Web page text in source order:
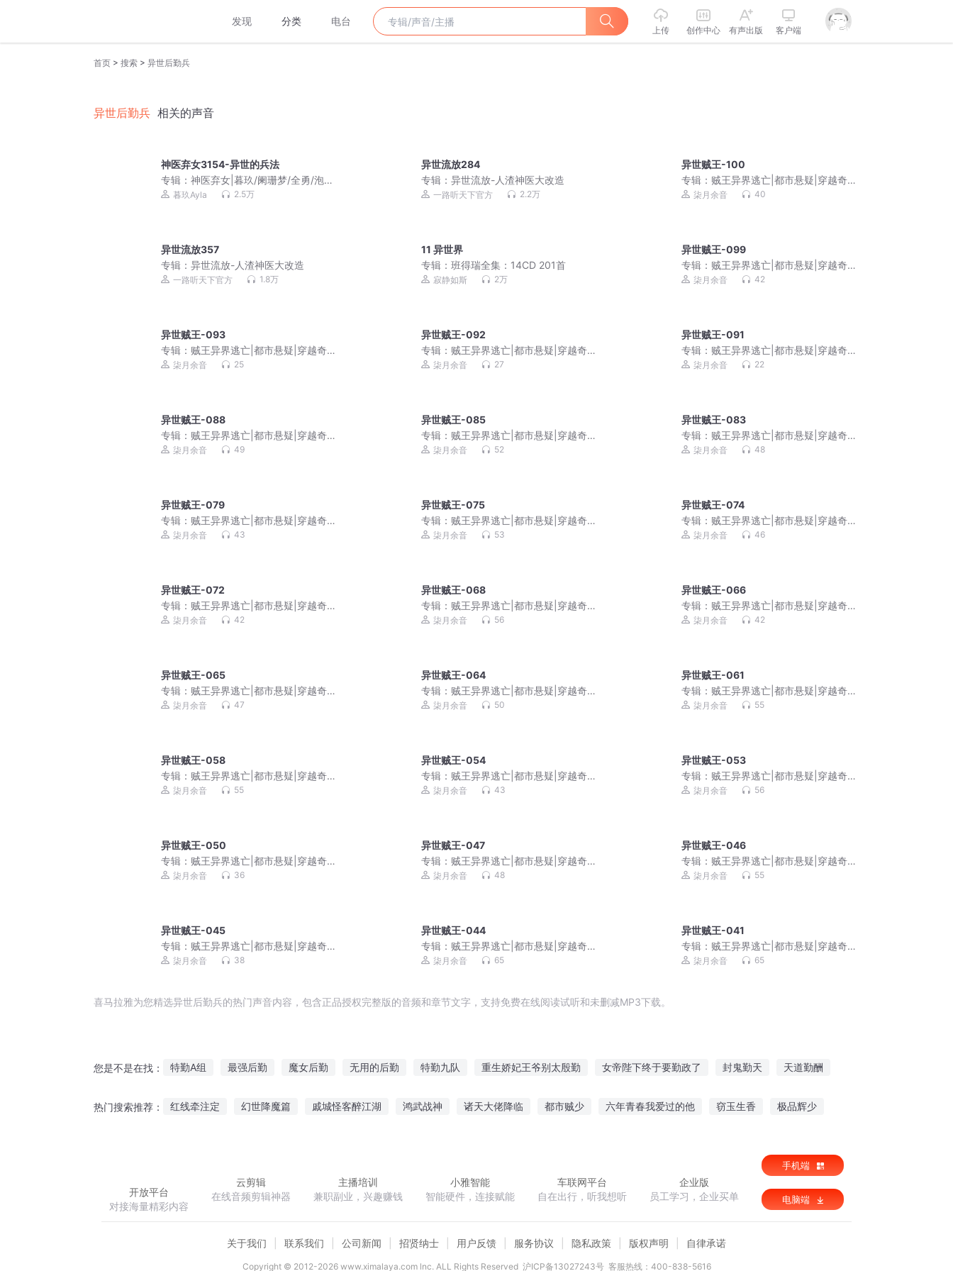
发现 分类 电台
上传 创作中心 有声出版 客户端
首页 > 搜索 > 异世后勤兵
异世后勤兵 相关的声音
神医弃女3154-异世的兵法
专辑： 神医弃女|暮玖/阑珊梦/全勇/泡芙
先生（废柴重生多人有声剧）
暮玖Ayla 2.5万
异世流放284
专辑：异世流放-人渣神医大改造
一路听天下官方 2.2万
异世贼王-100
专辑： 贼王异界逃亡|都市悬疑|穿越奇
幻|爆笑|免费多播
柒月余音 40
异世流放357
专辑： 异世流放-人渣神医大改造
一路听天下官方 1.8万
11 异世界
专辑：班得瑞全集：14CD 201首
寂静如斯 2万
异世贼王-099
专辑： 贼王异界逃亡|都市悬疑|穿越奇
幻|爆笑|免费多播
柒月余音 42
异世贼王-093
专辑： 贼王异界逃亡|都市悬疑|穿越奇
幻|爆笑|免费多播
柒月余音 25
异世贼王-092
专辑： 贼王异界逃亡|都市悬疑|穿越奇
幻|爆笑|免费多播
柒月余音 27
异世贼王-091
专辑： 贼王异界逃亡|都市悬疑|穿越奇
幻|爆笑|免费多播
柒月余音 22
异世贼王-088
专辑： 贼王异界逃亡|都市悬疑|穿越奇
幻|爆笑|免费多播
柒月余音 49
异世贼王-085
专辑： 贼王异界逃亡|都市悬疑|穿越奇
幻|爆笑|免费多播
柒月余音 52
异世贼王-083
专辑： 贼王异界逃亡|都市悬疑|穿越奇
幻|爆笑|免费多播
柒月余音 48
异世贼王-079
专辑： 贼王异界逃亡|都市悬疑|穿越奇
幻|爆笑|免费多播
柒月余音 43
异世贼王-075
专辑： 贼王异界逃亡|都市悬疑|穿越奇
幻|爆笑|免费多播
柒月余音 53
异世贼王-074
专辑： 贼王异界逃亡|都市悬疑|穿越奇
幻|爆笑|免费多播
柒月余音 46
异世贼王-072
专辑： 贼王异界逃亡|都市悬疑|穿越奇
幻|爆笑|免费多播
柒月余音 42
异世贼王-068
专辑： 贼王异界逃亡|都市悬疑|穿越奇
幻|爆笑|免费多播
柒月余音 56
异世贼王-066
专辑： 贼王异界逃亡|都市悬疑|穿越奇
幻|爆笑|免费多播
柒月余音 42
异世贼王-065
专辑： 贼王异界逃亡|都市悬疑|穿越奇
幻|爆笑|免费多播
柒月余音 47
异世贼王-064
专辑： 贼王异界逃亡|都市悬疑|穿越奇
幻|爆笑|免费多播
柒月余音 50
异世贼王-061
专辑： 贼王异界逃亡|都市悬疑|穿越奇
幻|爆笑|免费多播
柒月余音 55
异世贼王-058
专辑： 贼王异界逃亡|都市悬疑|穿越奇
幻|爆笑|免费多播
柒月余音 55
异世贼王-054
专辑： 贼王异界逃亡|都市悬疑|穿越奇
幻|爆笑|免费多播
柒月余音 43
异世贼王-053
专辑： 贼王异界逃亡|都市悬疑|穿越奇
幻|爆笑|免费多播
柒月余音 56
异世贼王-050
专辑： 贼王异界逃亡|都市悬疑|穿越奇
幻|爆笑|免费多播
柒月余音 36
异世贼王-047
专辑： 贼王异界逃亡|都市悬疑|穿越奇
幻|爆笑|免费多播
柒月余音 48
异世贼王-046
专辑： 贼王异界逃亡|都市悬疑|穿越奇
幻|爆笑|免费多播
柒月余音 55
异世贼王-045
专辑： 贼王异界逃亡|都市悬疑|穿越奇
幻|爆笑|免费多播
柒月余音 38
异世贼王-044
专辑： 贼王异界逃亡|都市悬疑|穿越奇
幻|爆笑|免费多播
柒月余音 65
异世贼王-041
专辑： 贼王异界逃亡|都市悬疑|穿越奇
幻|爆笑|免费多播
柒月余音 65
喜马拉雅为您精选异世后勤兵的热门声音内容，包含正品授权完整版的音频和章节文字，支持免费在线阅读试听和未删减MP3下载。
您是不是在找： 特勤A组 最强后勤 魔女后勤 无用的后勤 特勤九队 重生娇妃王爷别太殷勤 女帝陛下终于要勤政了 封鬼勤天 天道勤酬
热门搜索推荐： 红线牵注定 幻世降魔篇 戚城怪客醉江湖 鸿武战神 诸天大佬降临 都市贼少 六年青春我爱过的他 窃玉生香 极品辉少
开放平台
对接海量精彩内容
云剪辑
在线音频剪辑神器
主播培训
兼职副业，兴趣赚钱
小雅智能
智能硬件，连接赋能
车联网平台
自在出行，听我想听
企业版
员工学习，企业买单
手机端
电脑端
关于我们 联系我们 公司新闻 招贤纳士 用户反馈 服务协议 隐私政策 版权声明 自律承诺
Copyright © 2012-2026www.ximalaya.com lnc. ALL Rights Reserved 沪ICP备13027243号 客服热线：400-838-5616